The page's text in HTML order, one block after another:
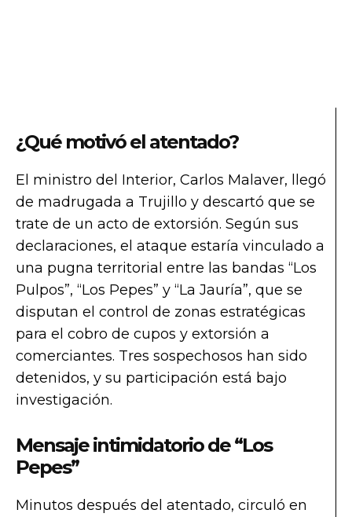
¿Qué motivó el atentado?
El ministro del Interior, Carlos Malaver, llegó
de madrugada a Trujillo y descartó que se
trate de un acto de extorsión. Según sus
declaraciones, el ataque estaría vinculado a
una pugna territorial entre las bandas “Los
Pulpos”, “Los Pepes” y “La Jauría”, que se
disputan el control de zonas estratégicas
para el cobro de cupos y extorsión a
comerciantes. Tres sospechosos han sido
detenidos, y su participación está bajo
investigación.
Mensaje intimidatorio de “Los
Pepes”
Minutos después del atentado, circuló en